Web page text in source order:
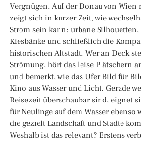
Vergnügen. Auf der Donau von Wien
zeigt sich in kurzer Zeit, wie
Strom sein kann: urbane
Kiesbänke und schließlich die
historischen Altstadt. Wer an Deck
Strömung, hört das leise Plätschern
und bemerkt, wie das Ufer Bild für
Kino aus Wasser und Licht. Gerade
Reisezeit überschaubar sind, eignet
für Neulinge auf dem Wasser ebenso
die gezielt Landschaft und Städte
Weshalb ist das relevant? Erstens